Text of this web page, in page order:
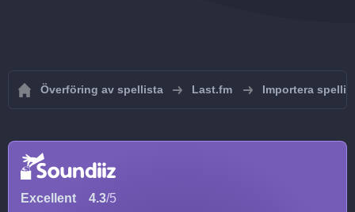
Överföring av spellista Last.fm Importera
Excellent 4.3/5